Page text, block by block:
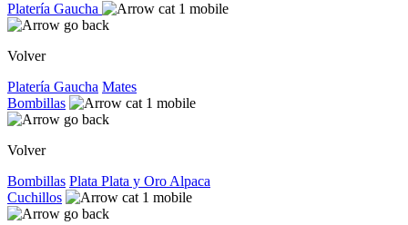
Platería Gaucha
Volver
Platería Gaucha Mates
Bombillas
Volver
Bombillas Plata Plata y Oro Alpaca
Cuchillos